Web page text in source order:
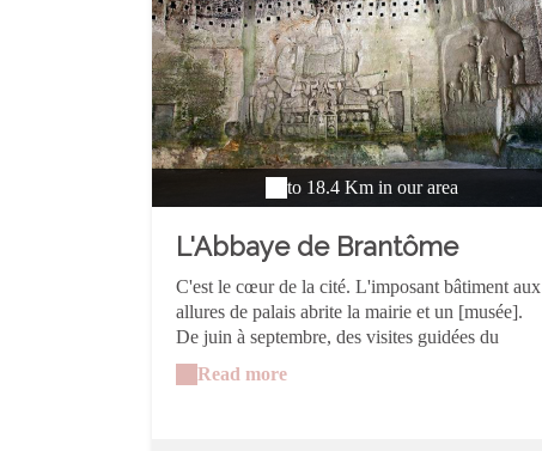
to 18.4 Km in our area
L'Abbaye de Brantôme
C'est le cœur de la cité. L'imposant bâtiment aux
allures de palais abrite la mairie et un [musée].
De juin à septembre, des visites guidées du
cloître, de l'église et du clocher sont organisées.
Le site troglodytique témoigne des traces
Read more